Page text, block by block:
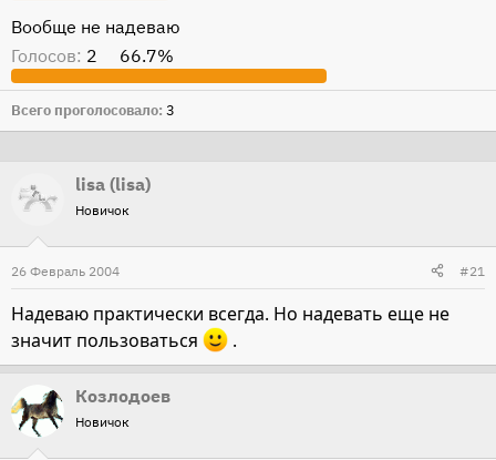
Вообще не надеваю
Голосов: 2 66.7%
Всего проголосовало 3
lisa (lisa)
Новичок
26 Февраль 2004 #21
Надеваю практически всегда. Но надевать еще не
значит пользоваться
.
Козлодоев
Новичок